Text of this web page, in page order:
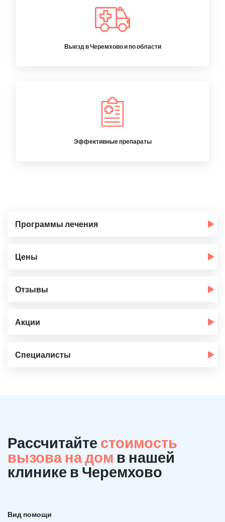
Выезд в Черемхово и по области
Эффективные препараты
Программы лечения
Цены
Отзывы
Акции
Специалисты
Рассчитайте стоимость
вызова на дом в нашей
клинике в Черемхово
Вид помощи